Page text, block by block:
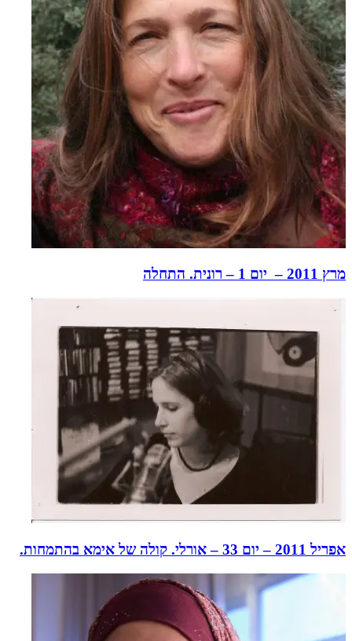
מרץ 2011 – יום 1 – רונית. התחלה
אפריל 2011 – יום 33 – אורלי. קולה של אימא בהתמחות.